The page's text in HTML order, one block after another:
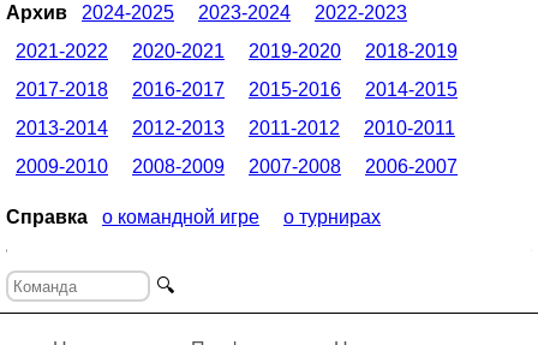
Архив 2024-2025 2023-2024
2022-2023
2021-2022
2020-2021 2019-2020
2018-2019
2017-2018
2016-2017 2015-2016
2014-2015
2013-2014
2012-2013 2011-2012
2010-2011
2009-2010
2008-2009 2007-2008 2006-2007
Справка о командной игре о турнирах
🔍